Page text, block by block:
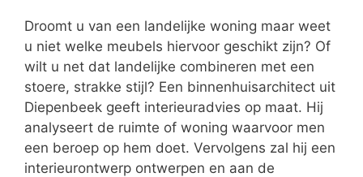
Droomt u van een landelijke woning maar weet
u niet welke meubels hiervoor geschikt zijn? Of
wilt u net dat landelijke combineren met een
stoere, strakke stijl? Een binnenhuisarchitect uit
Diepenbeek geeft interieuradvies op maat. Hij
analyseert de ruimte of woning waarvoor men
een beroep op hem doet. Vervolgens zal hij een
interieurontwerp ontwerpen en aan de